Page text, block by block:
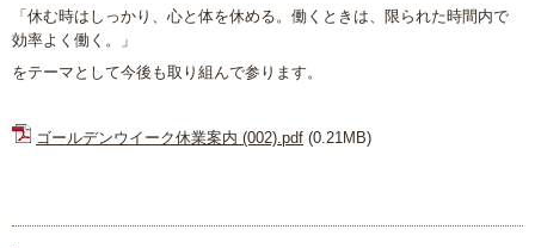
「休む時はしっかり、心と体を休める。働くときは、限られた時間内で
効率よく働く。」
をテーマとして今後も取り組んで参ります。
ゴールデンウイーク休業案内 (002).pdf (0.21MB)